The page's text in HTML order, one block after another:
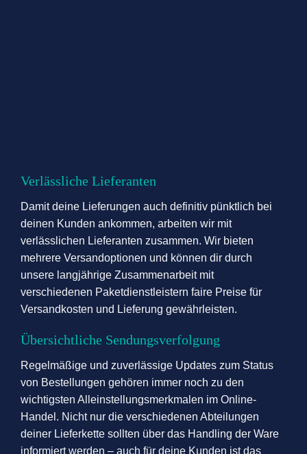
Verlässliche Lieferanten
Damit deine Lieferungen auch definitiv pünktlich bei
deinen Kunden ankommen, arbeiten wir mit
verlässlichen Lieferanten zusammen. Wir bieten
mehrere Versandoptionen und können dir durch
unsere langjährige Zusammenarbeit mit
verschiedenen Paketdienstleistern faire Preise für
Versandkosten und Lieferung gewährleisten.
Übersichtliche Sendungsverfolgung
Regelmäßige und zuverlässige Updates zum Status
von Bestellungen gehören immer noch zu den
wichtigsten Alleinstellungsmerkmalen im Online-
Handel. Nicht nur die verschiedenen Abteilungen
deiner Lieferkette sollten über das Handling der Ware
informiert werden – auch für deine Kunden ist das